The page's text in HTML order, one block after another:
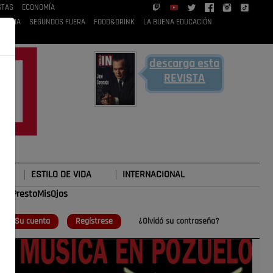
ECONOMÍA
RUBIA
SEGUNDOS FUERA FOOD&DRINK LA BUENA EDUCACIÓN
descarga esta
REVISTA
ESTILO DE VIDA INTERNACIONAL
Su cuenta Regístrese ¿Olvidó su contraseña?